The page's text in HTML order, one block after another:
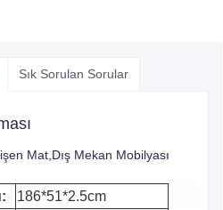
Sık Sorulan Sorular
Mat,Dış Mekan Mobilyası
186*51*2.5cm